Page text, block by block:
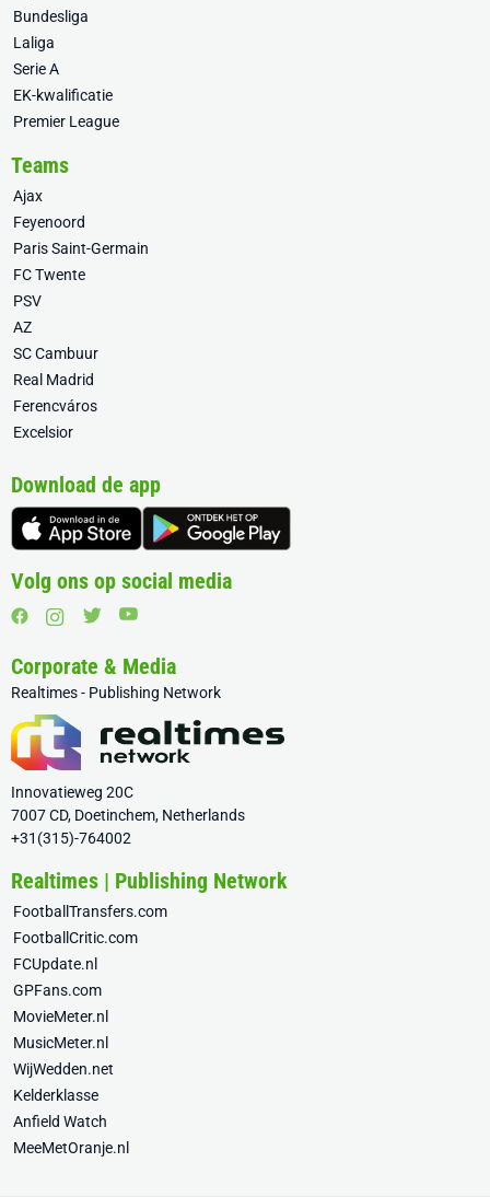
Bundesliga
Laliga
Serie A
EK-kwalificatie
Premier League
Teams
Ajax
Feyenoord
Paris Saint-Germain
FC Twente
PSV
AZ
SC Cambuur
Real Madrid
Ferencváros
Excelsior
Download de app
Volg ons op social media
Corporate & Media
Realtimes - Publishing Network
Innovatieweg 20C
7007 CD, Doetinchem, Netherlands
+31(315)-764002
Realtimes | Publishing Network
FootballTransfers.com
FootballCritic.com
FCUpdate.nl
GPFans.com
MovieMeter.nl
MusicMeter.nl
WijWedden.net
Kelderklasse
Anfield Watch
MeeMetOranje.nl